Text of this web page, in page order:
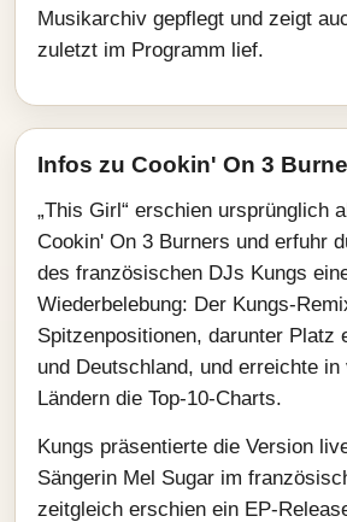
Musikarchiv gepflegt und zeigt
zuletzt im Programm lief.
Infos zu Cookin' On 3
„This Girl“ erschien ursprünglich
Cookin' On 3 Burners und erfuhr
des französischen DJs Kungs
Wiederbelebung: Der Kungs-
Spitzenpositionen, darunter Platz
und Deutschland, und erreichte
Ländern die Top-10-Charts.
Kungs präsentierte die Version
Sängerin Mel Sugar im
zeitgleich erschien ein EP-